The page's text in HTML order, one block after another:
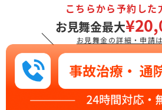
＼
こちらから予約した
お見舞金最大
お見舞金の詳細・申請